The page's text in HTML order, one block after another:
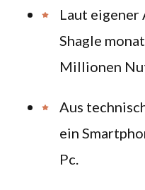
Laut eigener
Shagle
Millionen
Aus
ein
Pc.